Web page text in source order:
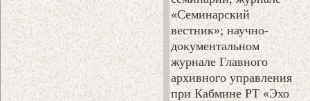
«Семинарский
вестник»; научно-
документальном
журнале Главного
архивного управления
при Кабмине РТ «Эхо